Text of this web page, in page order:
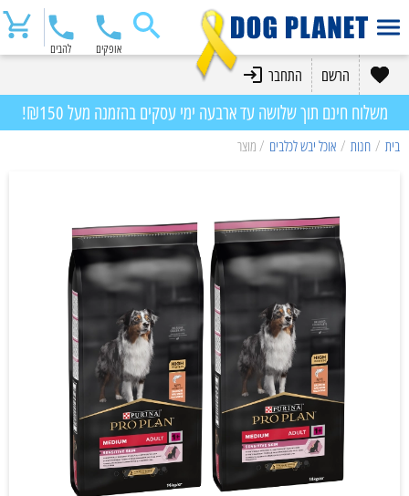
אופקים להבים
הרשם התחבר
משלוח חינם תוך שלושה עד ארבעה ימי עסקים בהזמנה מעל ₪150!
בית / חנות / אוכל יבש לכלבים / מוצר